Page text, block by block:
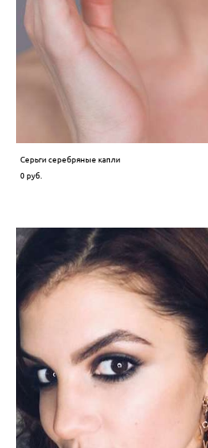
Серьги cеребряные капли
0 pуб.